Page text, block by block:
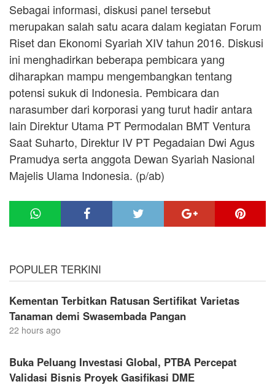
Sebagai informasi, diskusi panel tersebut
merupakan salah satu acara dalam kegiatan Forum
Riset dan Ekonomi Syariah XIV tahun 2016. Diskusi
ini menghadirkan beberapa pembicara yang
diharapkan mampu mengembangkan tentang
potensi sukuk di Indonesia. Pembicara dan
narasumber dari korporasi yang turut hadir antara
lain Direktur Utama PT Permodalan BMT Ventura
Saat Suharto, Direktur IV PT Pegadaian Dwi Agus
Pramudya serta anggota Dewan Syariah Nasional
Majelis Ulama Indonesia. (p/ab)
POPULER TERKINI
Kementan Terbitkan Ratusan Sertifikat Varietas
Tanaman demi Swasembada Pangan
22 hours ago
Buka Peluang Investasi Global, PTBA Percepat
Validasi Bisnis Proyek Gasifikasi DME